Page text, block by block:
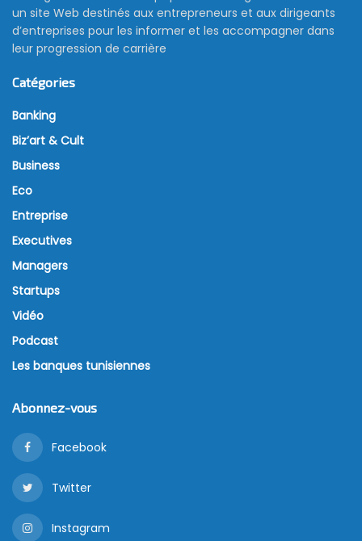
Oxford Business Group conclut
un partenariat avec la Tunisia
Investment Authority
26 juin 2019
En vue de la publication de son prochain rapport
annuel, The Report: Tunisia 2019, le cabinet
d’intelligence économique et de conseil Oxford
Business Group (OBG) a signé un mémorandum